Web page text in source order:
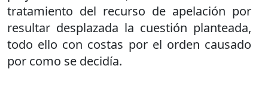
tratamiento del recurso de apelación por
resultar desplazada la cuestión planteada,
todo ello con costas por el orden causado
por como se decidía.